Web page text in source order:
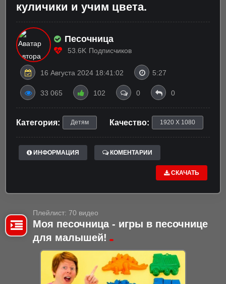
куличики и учим цвета.
Песочница
53.6K Подписчиков
16 Августа 2024 18:41:02 5:27
33 065 102 0 0
Категория: Детям Качество: 1920 X 1080
ИНФОРМАЦИЯ КОМЕНТАРИИ
СКАЧАТЬ
Плейлист: 70 видео
Моя песочница - игры в песочнице
для малышей!